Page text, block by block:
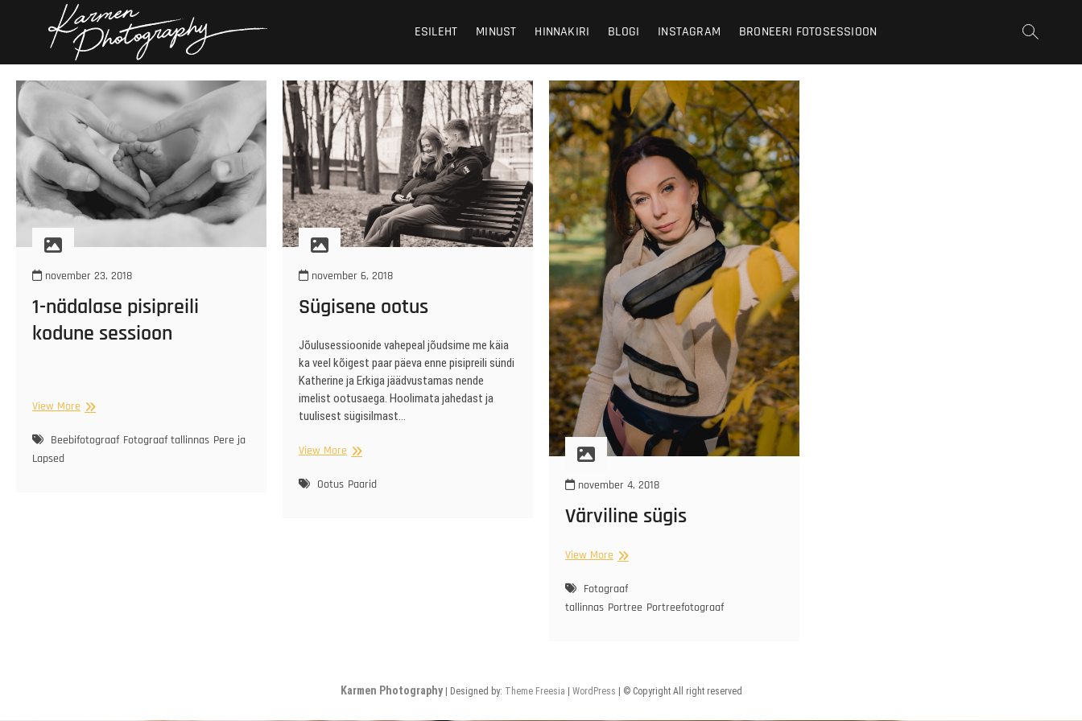
Karmen Photography
ESILEHT MINUST HINNAKIRI BLOGI INSTAGRAM BRONEERI FOTOSESSIOON
november 23, 2018
1-nädalase pisipreili
kodune sessioon
View More 1-
pisipreili
Beebifotograaf Fotograaf tallinnas Pere ja
Lapsed
november 6, 2018
Sügisene ootus
Jõulusessioonide vahepeal jõudsime me käia
ka veel kõigest paar päeva enne pisipreili sündi
Katherine ja Erkiga jäädvustamas nende
imelist ootusaega. Hoolimata jahedast ja
tuulisest sügisilmast…
View More Sügisene
Ootus Paarid november 4, 2018
Värviline sügis
View More Värviline
Fotograaf
tallinnas Portree Portreefotograaf
Karmen Photography| Designed by: Theme Freesia | WordPress | © Copyright All right reserved